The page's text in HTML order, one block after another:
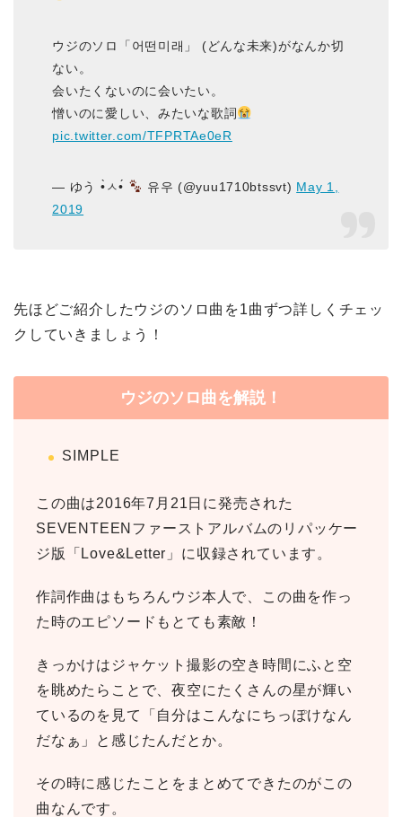
ウジのソロ「어떤미래」 (どんな未来)がなんか切
ない。
会いたくないのに会いたい。
憎いのに愛しい、みたいな歌詞
pic.twitter.com/TFPRTAe0eR
— ゆう •̀ㅅ•́ 유우 (@yuu1710btssvt) May 1,
2019
先ほどご紹介したウジのソロ曲を1曲ずつ詳しくチェッ
クしていきましょう！
ウジのソロ曲を解説！
SIMPLE
この曲は2016年7月21日に発売された
SEVENTEENファーストアルバムのリパッケー
ジ版「Love&Letter」に収録されています。
作詞作曲はもちろんウジ本人で、この曲を作っ
た時のエピソードもとても素敵！
きっかけはジャケット撮影の空き時間にふと空
を眺めたらことで、夜空にたくさんの星が輝い
ているのを見て「自分はこんなにちっぽけなん
だなぁ」と感じたんだとか。
その時に感じたことをまとめてできたのがこの
曲なんです。